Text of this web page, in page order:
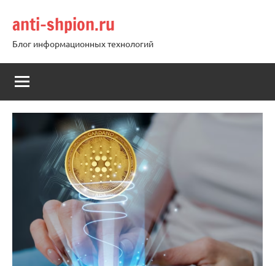
содержимому
anti-shpion.ru
Блог информационных технологий